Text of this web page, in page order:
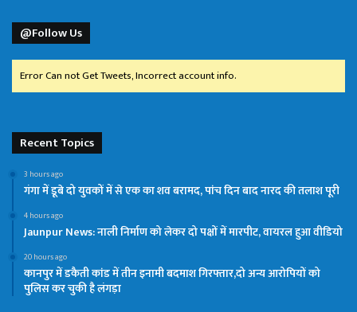
@Follow Us
Error Can not Get Tweets, Incorrect account info.
Recent Topics
3 hours ago
गंगा में डूबे दो युवकों में से एक का शव बरामद, पांच दिन बाद नारद की तलाश पूरी
4 hours ago
Jaunpur News: नाली निर्माण को लेकर दो पक्षों में मारपीट, वायरल हुआ वीडियो
20 hours ago
कानपुर में डकैती कांड में तीन इनामी बदमाश गिरफ्तार,दो अन्य आरोपियों को
पुलिस कर चुकी है लंगड़ा